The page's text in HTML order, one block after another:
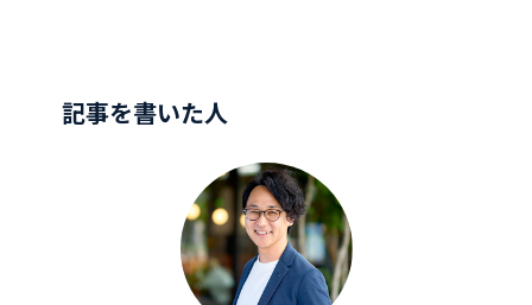
記事を書いた人